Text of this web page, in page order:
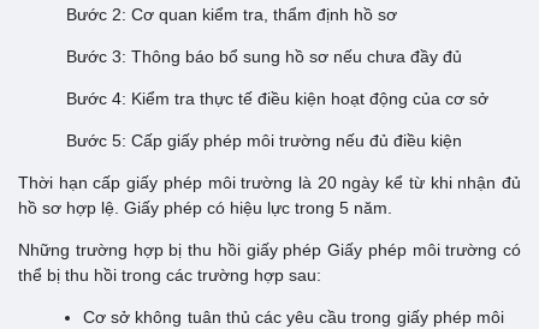
Bước 2: Cơ quan kiểm tra, thẩm định hồ sơ
Bước 3: Thông báo bổ sung hồ sơ nếu chưa đầy đủ
Bước 4: Kiểm tra thực tế điều kiện hoạt động của cơ sở
Bước 5: Cấp giấy phép môi trường nếu đủ điều kiện
Thời hạn cấp giấy phép môi trường là 20 ngày kể từ khi nhận đủ
hồ sơ hợp lệ. Giấy phép có hiệu lực trong 5 năm.
Những trường hợp bị thu hồi giấy phép Giấy phép môi trường có
thể bị thu hồi trong các trường hợp sau:
Cơ sở không tuân thủ các yêu cầu trong giấy phép môi